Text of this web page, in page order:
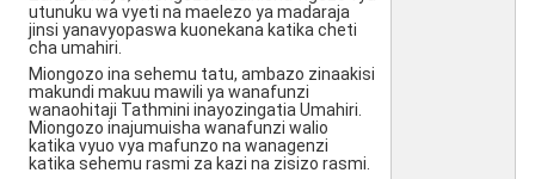
utunuku wa vyeti na maelezo ya madaraja
jinsi yanavyopaswa kuonekana katika cheti
cha umahiri.
Miongozo ina sehemu tatu, ambazo zinaakisi
makundi makuu mawili ya wanafunzi
wanaohitaji Tathmini inayozingatia Umahiri.
Miongozo inajumuisha wanafunzi walio
katika vyuo vya mafunzo na wanagenzi
katika sehemu rasmi za kazi na zisizo rasmi.